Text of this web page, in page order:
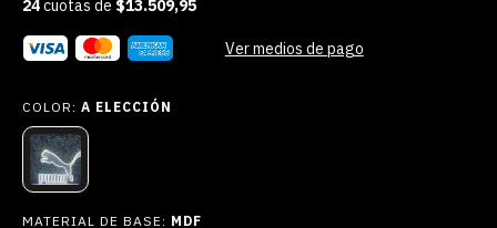
24cuotas de $13.509,95
Ver medios de pago
COLOR: A ELECCIÓN
MATERIAL DE BASE: MDF